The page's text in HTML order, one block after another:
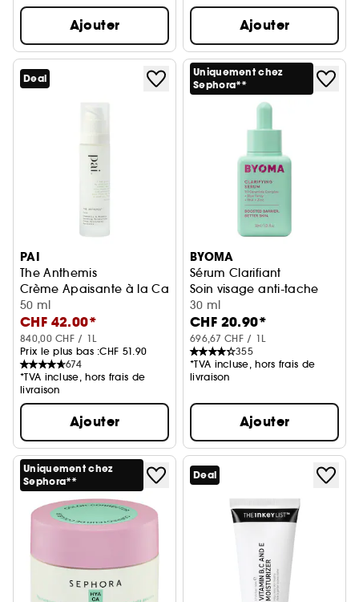
Ajouter Ajouter
Deal
PAI
The Anthemis
Crème Apaisante à la Camomille & Rosier Sauvage
50 ml
CHF 42.00*
840,00 CHF / 1L
Prix le plus bas :CHF 51.90
674
*TVA incluse, hors frais de
livraison
Ajouter
Uniquement chez
Sephora**
BYOMA
Sérum Clarifiant
Soin visage anti-tache
30 ml
CHF 20.90*
696,67 CHF / 1L
355
*TVA incluse, hors frais de
livraison
Ajouter
Uniquement chez
Sephora**
Deal